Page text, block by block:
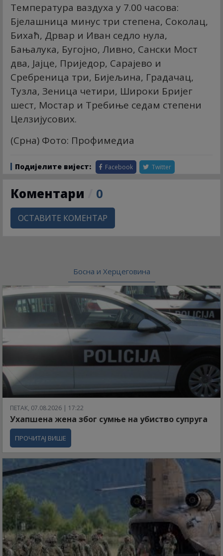
Температура ваздуха у 7.00 часова:
Бјелашница минус три степена, Соколац,
Бихаћ, Дрвар и Иван седло нула,
Бањалука, Бугојно, Ливно, Сански Мост
два, Јајце, Приједор, Сарајево и
Сребреница три, Бијељина, Градачац,
Тузла, Зеница четири, Широки Бријег
шест, Мостар и Требиње седам степени
Целзијусових.
(Срна) Фото: Профимедиа
Подијелите вијест: Facebook Twitter
Коментари 0
ОСТАВИТЕ КОМЕНТАР
Босна и Херцеговина
ПЕТАК, 07.08.2026 | 17:22
Ухапшена жена због сумње на убиство супруга
ПРОЧИТАЈ ВИШЕ